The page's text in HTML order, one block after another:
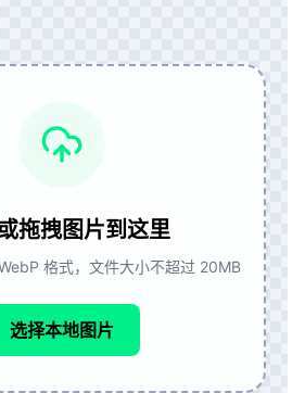
拖拽图片到这里
格式，文件大小不超过 20MB
选择本地图片